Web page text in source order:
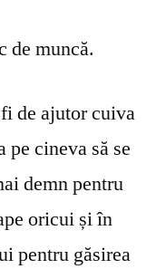
de muncă.
de ajutor cuiva
pe cineva să se
demn pentru
oricui și în
pentru găsirea